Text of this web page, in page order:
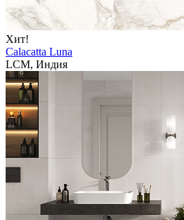
Хит!
Calacatta Luna
LCM, Индия